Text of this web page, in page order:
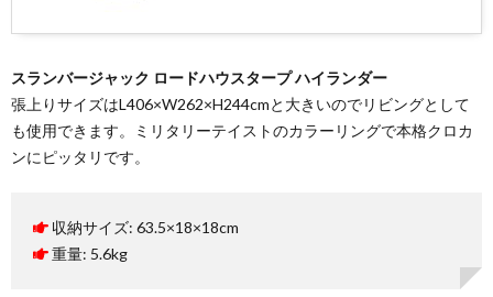
スランバージャック ロードハウスタープ ハイランダー
張上りサイズはL406×W262×H244cmと大きいのでリビングとして
も使用できます。ミリタリーテイストのカラーリングで本格クロカ
ンにピッタリです。
収納サイズ: 63.5×18×18cm
重量: 5.6kg